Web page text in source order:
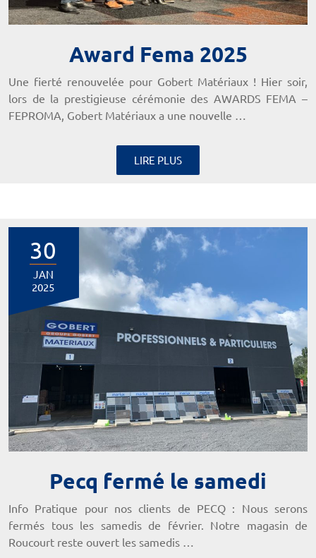
Award Fema 2025
Une fierté renouvelée pour Gobert Matériaux ! Hier soir,
lors de la prestigieuse cérémonie des AWARDS FEMA –
FEPROMA, Gobert Matériaux a une nouvelle …
LIRE PLUS
30
JAN
2025
Pecq fermé le samedi
Info Pratique pour nos clients de PECQ : Nous serons
fermés tous les samedis de février. Notre magasin de
Roucourt reste ouvert les samedis …